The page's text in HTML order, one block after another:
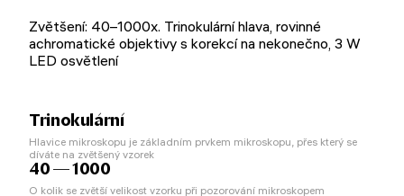
Zvětšení: 40–1000x. Trinokulární hlava, rovinné
achromatické objektivy s korekcí na nekonečno, 3 W
LED osvětlení
Trinokulární
Hlavice mikroskopu je základním prvkem mikroskopu, přes který se
díváte na zvětšený vzorek
40 — 1000
O kolik se zvětší velikost vzorku při pozorování mikroskopem